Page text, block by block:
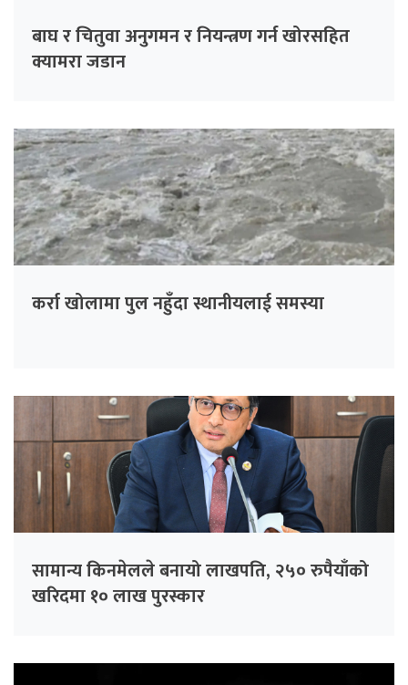
बाघ र चितुवा अनुगमन र नियन्त्रण गर्न खोरसहित
क्यामरा जडान
कर्रा खोलामा पुल नहुँदा स्थानीयलाई समस्या
सामान्य किनमेलले बनायो लाखपति, २५० रुपैयाँको
खरिदमा १० लाख पुरस्कार